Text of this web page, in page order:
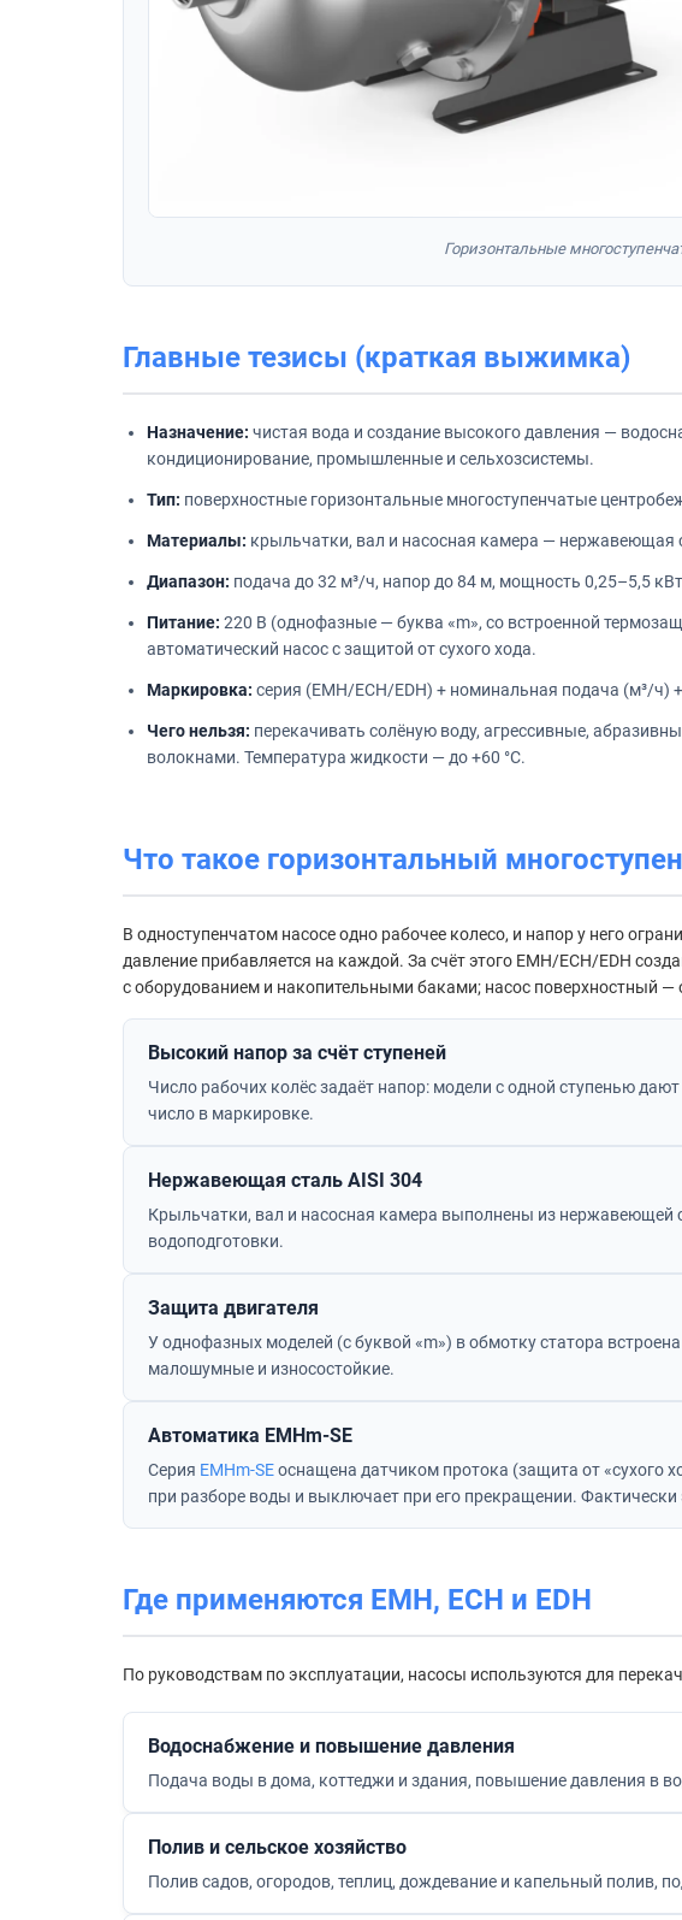
Горизонтальные
Главные тезисы (краткая выжимка)
Назначение: чистая вода и создание высокого давления —
кондиционирование, промышленные и сельхозсистемы.
Тип: поверхностные горизонтальные многоступенчатые
Материалы: крыльчатки, вал и насосная камера — нержавеющая
Диапазон: подача до 32 м³/ч, напор до 84 м, мощность 0,25–5,5
Питание: 220 В (однофазные — буква «m», со встроенной
автоматический насос с защитой от сухого хода.
Маркировка: серия (EMH/ECH/EDH) + номинальная подача (м³/ч)
Чего нельзя: перекачивать солёную воду, агрессивные,
волокнами. Температура жидкости — до +60 °C.
Что такое горизонтальный
В одноступенчатом насосе одно рабочее колесо, и напор у него
давление прибавляется на каждой. За счёт этого EMH/ECH/EDH
с оборудованием и накопительными баками; насос поверхностный —
Высокий напор за счёт ступеней
Число рабочих колёс задаёт напор: модели с одной ступенью
число в маркировке.
Нержавеющая сталь AISI 304
Крыльчатки, вал и насосная камера выполнены из нержавеющей
водоподготовки.
Защита двигателя
У однофазных моделей (с буквой «m») в обмотку статора
малошумные и износостойкие.
Автоматика EMHm-SE
Серия EMHm-SEоснащена датчиком протока (защита от «сухого
при разборе воды и выключает при его прекращении. Фактически
Где применяются EMH, ECH и EDH
По руководствам по эксплуатации, насосы используются для
Водоснабжение и повышение давления
Подача воды в дома, коттеджи и здания, повышение давления в
Полив и сельское хозяйство
Полив садов, огородов, теплиц, дождевание и капельный полив,